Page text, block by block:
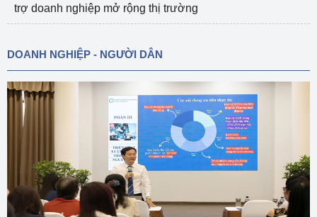
trợ doanh nghiệp mở rộng thị trường
DOANH NGHIỆP - NGƯỜI DÂN